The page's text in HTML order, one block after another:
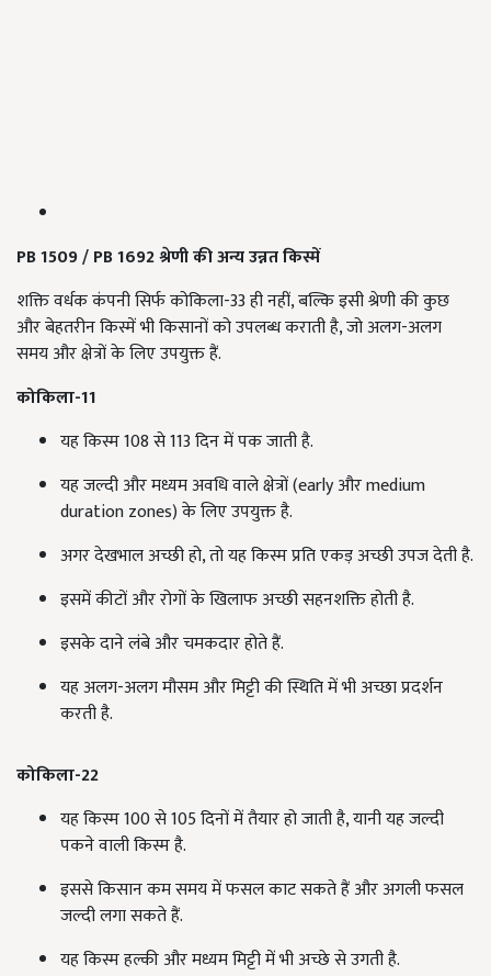
PB 1509 / PB 1692श्रेणी की अन्य उन्नत किस्में
शक्ति वर्धक कंपनी सिर्फ कोकिला-33 ही नहीं, बल्कि इसी श्रेणी की कुछ
और बेहतरीन किस्में भी किसानों को उपलब्ध कराती है, जो अलग-अलग
समय और क्षेत्रों के लिए उपयुक्त हैं.
कोकिला-11
यह किस्म 108 से 113 दिन में पक जाती है.
यह जल्दी और मध्यम अवधि वाले क्षेत्रों (early और medium
duration zones) के लिए उपयुक्त है.
अगर देखभाल अच्छी हो, तो यह किस्म प्रति एकड़ अच्छी उपज देती है.
इसमें कीटों और रोगों के खिलाफ अच्छी सहनशक्ति होती है.
इसके दाने लंबे और चमकदार होते हैं.
यह अलग-अलग मौसम और मिट्टी की स्थिति में भी अच्छा प्रदर्शन
करती है.
कोकिला-22
यह किस्म 100 से 105 दिनों में तैयार हो जाती है, यानी यह जल्दी
पकने वाली किस्म है.
इससे किसान कम समय में फसल काट सकते हैं और अगली फसल
जल्दी लगा सकते हैं.
यह किस्म हल्की और मध्यम मिट्टी में भी अच्छे से उगती है.